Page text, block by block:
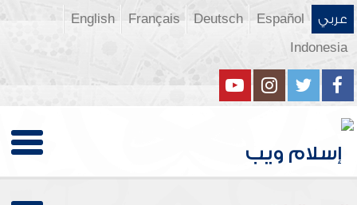
عربي Español
Deutsch
Français
English
Indonesia